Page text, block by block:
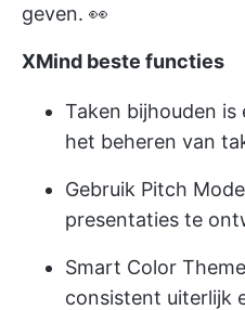
geven. 👀
XMind beste functies
Taken bijhouden
het beheren van
Gebruik Pitch
presentaties te
Smart Color
consistent uiterlijk